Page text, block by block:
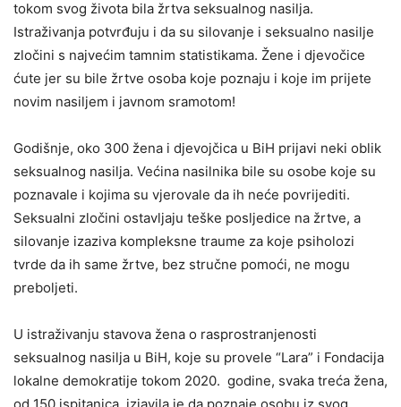
tokom svog života bila žrtva seksualnog nasilja.
Istraživanja potvrđuju i da su silovanje i seksualno nasilje
zločini s najvećim tamnim statistikama. Žene i djevočice
ćute jer su bile žrtve osoba koje poznaju i koje im prijete
novim nasiljem i javnom sramotom!
Godišnje, oko 300 žena i djevojčica u BiH prijavi neki oblik
seksualnog nasilja. Većina nasilnika bile su osobe koje su
poznavale i kojima su vjerovale da ih neće povrijediti.
Seksualni zločini ostavljaju teške posljedice na žrtve, a
silovanje izaziva kompleksne traume za koje psiholozi
tvrde da ih same žrtve, bez stručne pomoći, ne mogu
preboljeti.
U istraživanju stavova žena o rasprostranjenosti
seksualnog nasilja u BiH, koje su provele “Lara” i Fondacija
lokalne demokratije tokom 2020. godine, svaka treća žena,